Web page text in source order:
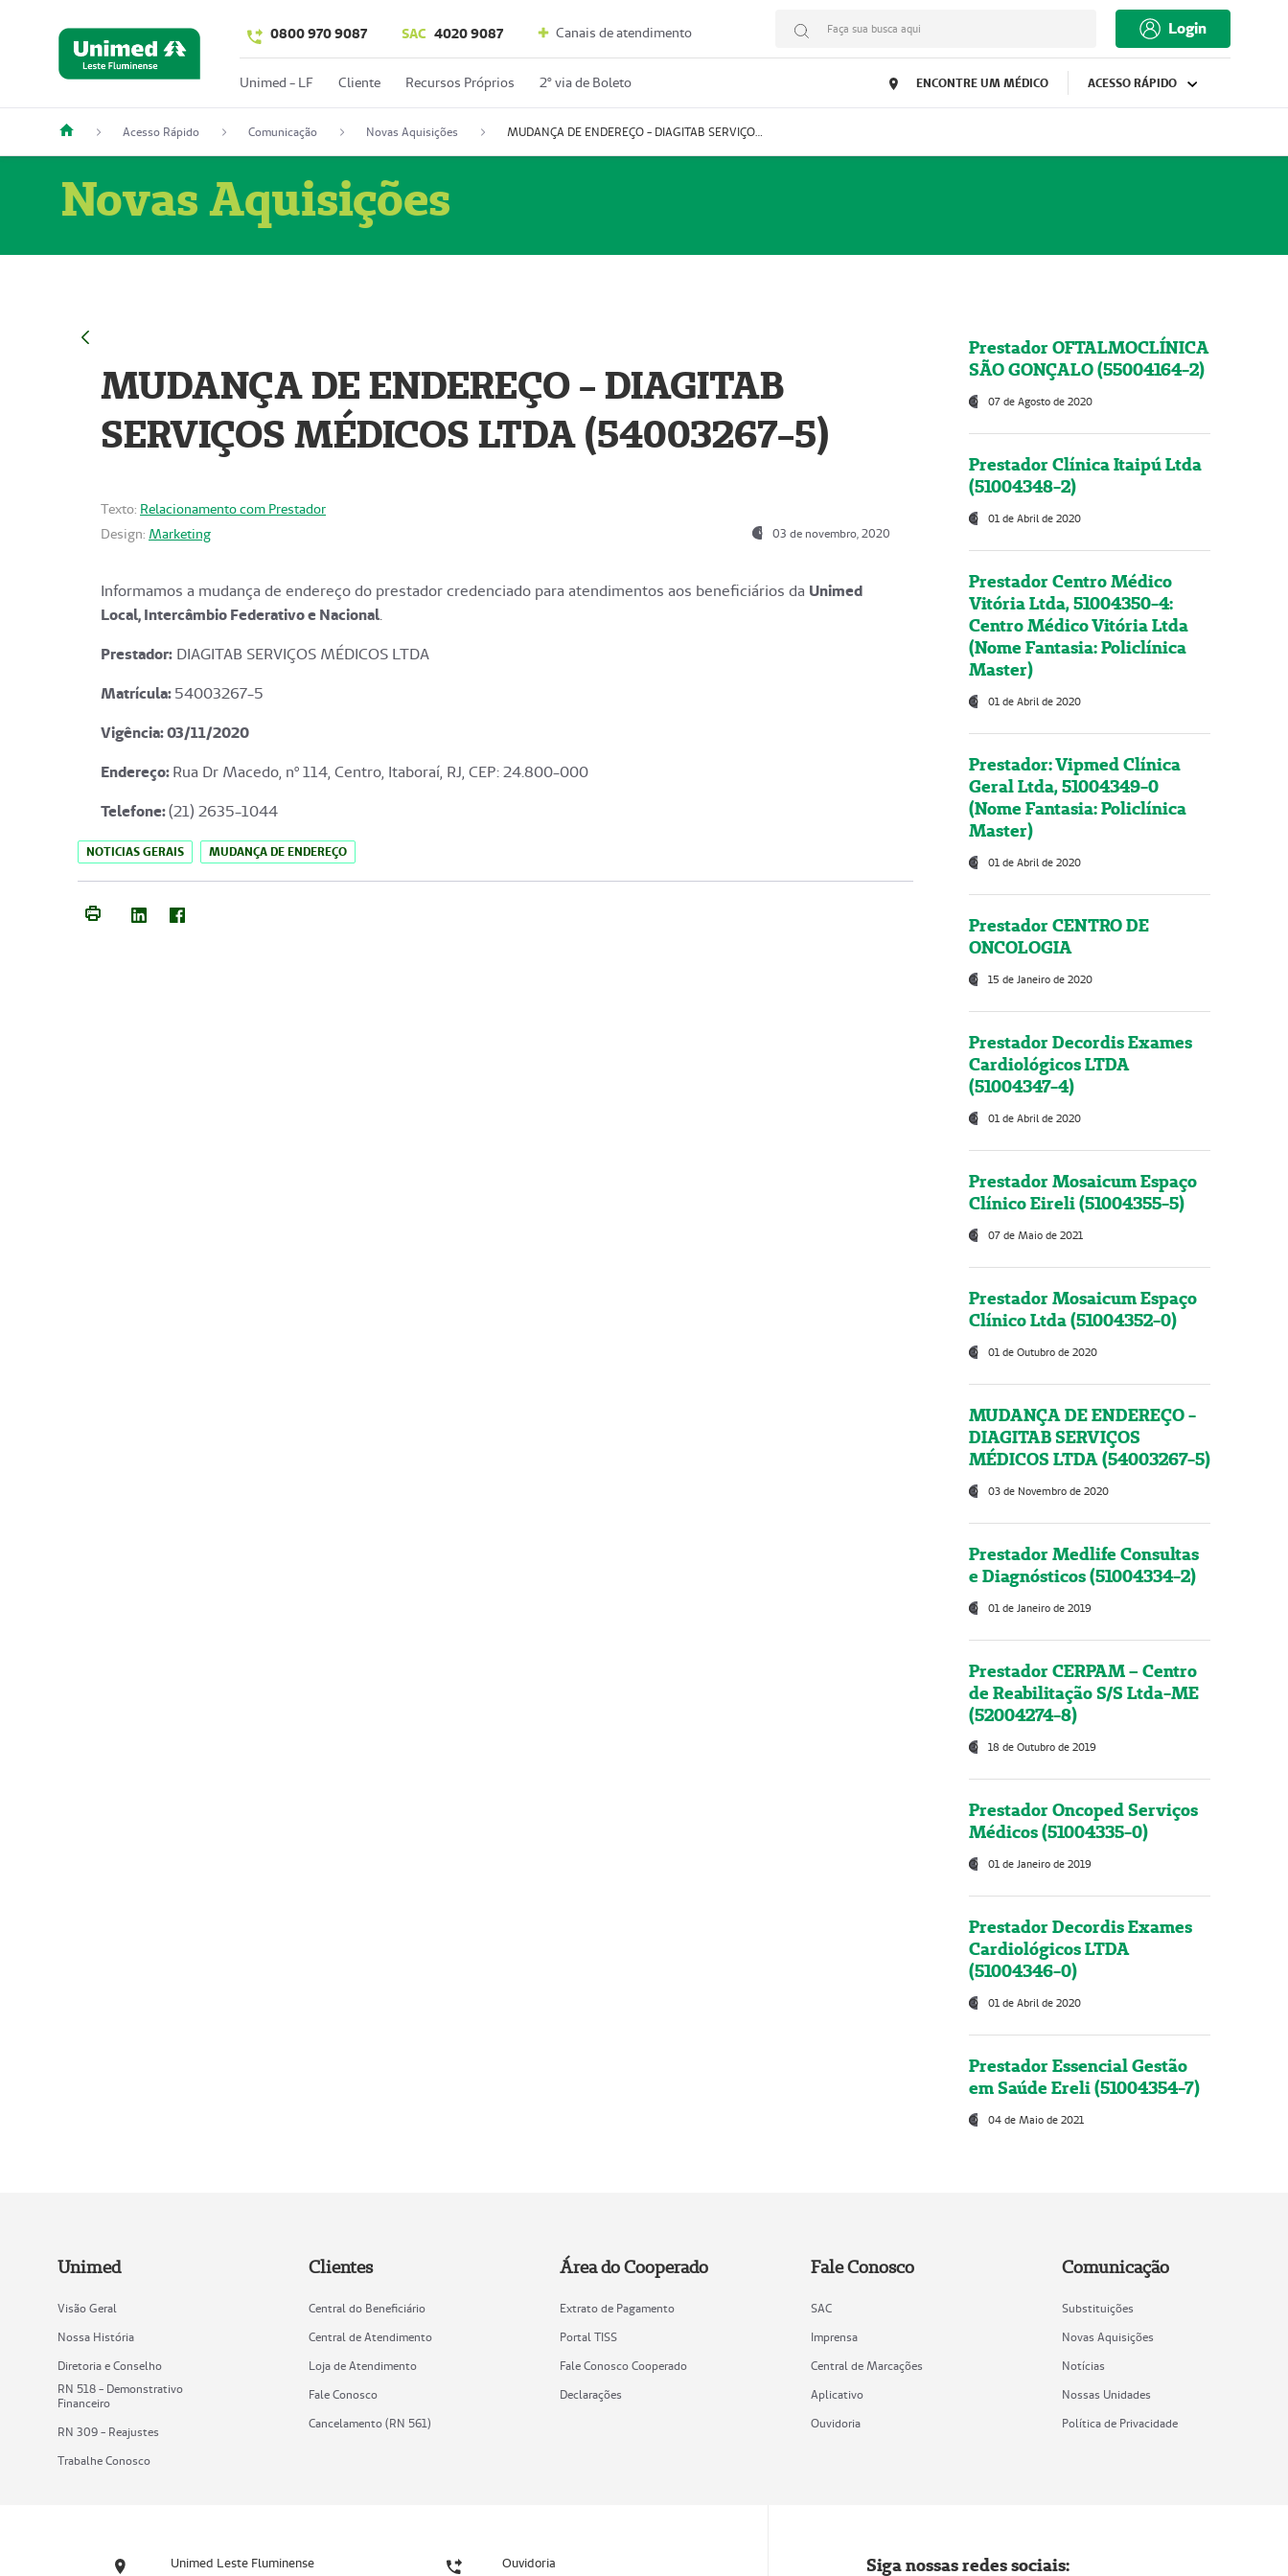
0800 970 9087 SAC 4020 9087 Canais de atendimento Faça sua busca aqui Login
Unimed - LF Cliente Recursos Próprios 2º via de Boleto ENCONTRE UM MÉDICO ACESSO RÁPIDO
Acesso Rápido Comunicação Novas Aquisições MUDANÇA DE ENDEREÇO - DIAGITAB SERVIÇOS MÉDICOS LTDA (54003267-5)
Novas Aquisições
MUDANÇA DE ENDEREÇO - DIAGITAB
SERVIÇOS MÉDICOS LTDA (54003267-5)
Texto: Relacionamento com Prestador
Design: Marketing 03 de novembro, 2020
Informamos a mudança de endereço do prestador credenciado para atendimentos aos beneficiários da Unimed
Local, Intercâmbio Federativo e Nacional.
Prestador: DIAGITAB SERVIÇOS MÉDICOS LTDA
Matrícula:54003267-5
Vigência: 03/11/2020
Endereço:Rua Dr Macedo, nº 114, Centro, Itaboraí, RJ, CEP: 24.800-000
Telefone:(21) 2635-1044
NOTICIAS GERAIS MUDANÇA DE ENDEREÇO
Prestador OFTALMOCLÍNICA
SÃO GONÇALO (55004164-2)
07 de Agosto de 2020
Prestador Clínica Itaipú Ltda
(51004348-2)
01 de Abril de 2020
Prestador Centro Médico
Vitória Ltda, 51004350-4:
Centro Médico Vitória Ltda
(Nome Fantasia: Policlínica
Master)
01 de Abril de 2020
Prestador: Vipmed Clínica
Geral Ltda, 51004349-0
(Nome Fantasia: Policlínica
Master)
01 de Abril de 2020
Prestador CENTRO DE
ONCOLOGIA
15 de Janeiro de 2020
Prestador Decordis Exames
Cardiológicos LTDA
(51004347-4)
01 de Abril de 2020
Prestador Mosaicum Espaço
Clínico Eireli (51004355-5)
07 de Maio de 2021
Prestador Mosaicum Espaço
Clínico Ltda (51004352-0)
01 de Outubro de 2020
MUDANÇA DE ENDEREÇO -
DIAGITAB SERVIÇOS
MÉDICOS LTDA (54003267-5)
03 de Novembro de 2020
Prestador Medlife Consultas
e Diagnósticos (51004334-2)
01 de Janeiro de 2019
Prestador CERPAM – Centro
de Reabilitação S/S Ltda-ME
(52004274-8)
18 de Outubro de 2019
Prestador Oncoped Serviços
Médicos (51004335-0)
01 de Janeiro de 2019
Prestador Decordis Exames
Cardiológicos LTDA
(51004346-0)
01 de Abril de 2020
Prestador Essencial Gestão
em Saúde Ereli (51004354-7)
04 de Maio de 2021
Unimed
Visão Geral
Nossa História
Diretoria e Conselho
RN 518 - Demonstrativo
Financeiro
RN 309 - Reajustes
Trabalhe Conosco
Clientes
Central do Beneficiário
Central de Atendimento
Loja de Atendimento
Fale Conosco
Cancelamento (RN 561)
Área do Cooperado
Extrato de Pagamento
Portal TISS
Fale Conosco Cooperado
Declarações
Fale Conosco
SAC
Imprensa
Central de Marcações
Aplicativo
Ouvidoria
Comunicação
Substituições
Novas Aquisições
Notícias
Nossas Unidades
Política de Privacidade
Unimed Leste Fluminense Ouvidoria Siga nossas redes sociais: